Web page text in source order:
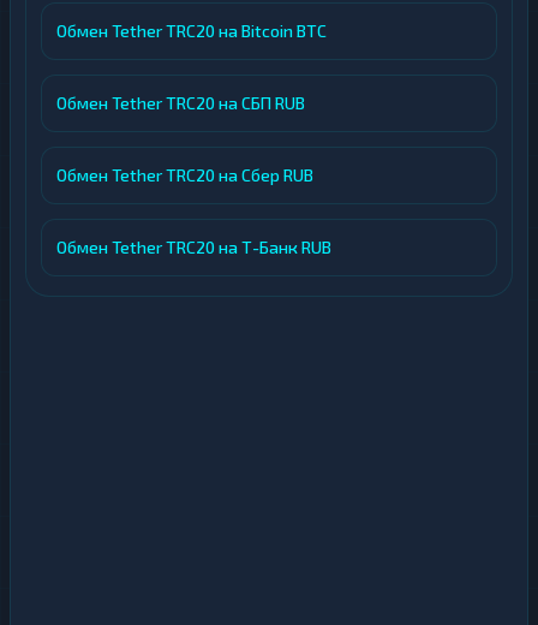
Обмен Tether TRC20 на Bitcoin BTC
Обмен Tether TRC20 на СБП RUB
Обмен Tether TRC20 на Сбер RUB
Обмен Tether TRC20 на Т-Банк RUB